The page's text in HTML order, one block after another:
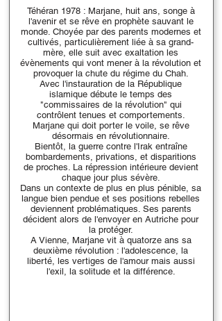
Téhéran 1978 : Marjane, huit ans, songe à
l'avenir et se rêve en prophète sauvant le
monde. Choyée par des parents modernes et
cultivés, particulièrement liée à sa grand-
mère, elle suit avec exaltation les
évènements qui vont mener à la révolution et
provoquer la chute du régime du Chah.
Avec l'instauration de la République
islamique débute le temps des
"commissaires de la révolution" qui
contrôlent tenues et comportements.
Marjane qui doit porter le voile, se rêve
désormais en révolutionnaire.
Bientôt, la guerre contre l'Irak entraîne
bombardements, privations, et disparitions
de proches. La répression intérieure devient
chaque jour plus sévère.
Dans un contexte de plus en plus pénible, sa
langue bien pendue et ses positions rebelles
deviennent problématiques. Ses parents
décident alors de l'envoyer en Autriche pour
la protéger.
A Vienne, Marjane vit à quatorze ans sa
deuxième révolution : l'adolescence, la
liberté, les vertiges de l'amour mais aussi
l'exil, la solitude et la différence.